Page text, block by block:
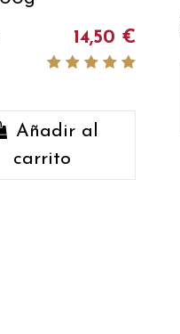
14,50 €
Añadir al
carrito